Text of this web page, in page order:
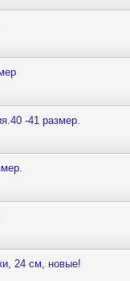
-41 размер.
24 см, новые!